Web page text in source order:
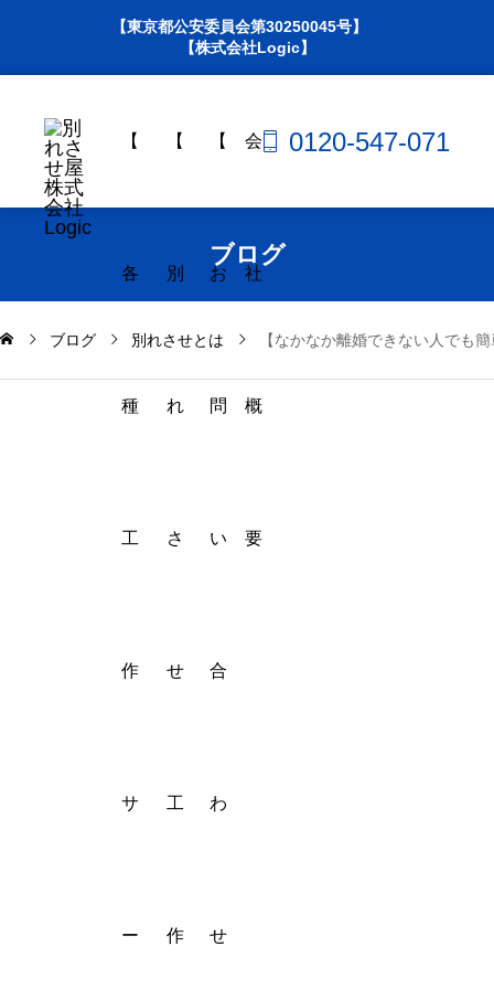
【東京都公安委員会第30250045号】
【株式会社Logic】
【
各
種
工
作
サ
ー
【
別
れ
さ
せ
工
作
【
お
問
い
合
わ
せ
会
社
概
要
0120-547-071
ブログ
ブログ 別れさせとは 【なかなか離婚できない人でも
2025.03.20